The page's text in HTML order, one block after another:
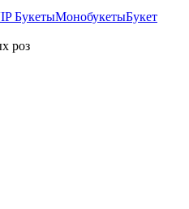
БукетыМонобукетыБукет
роз